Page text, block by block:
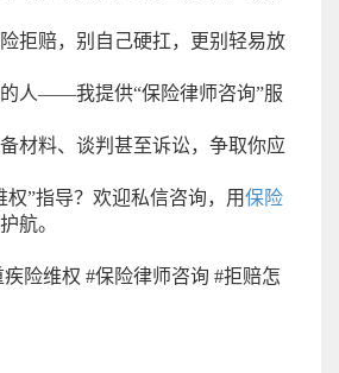
拒赔，别自己硬扛，更别轻易放
人——我提供“保险律师咨询”服
材料、谈判甚至诉讼，争取你应
权”指导？欢迎私信咨询，用保险
航。
险维权 #保险律师咨询 #拒赔怎